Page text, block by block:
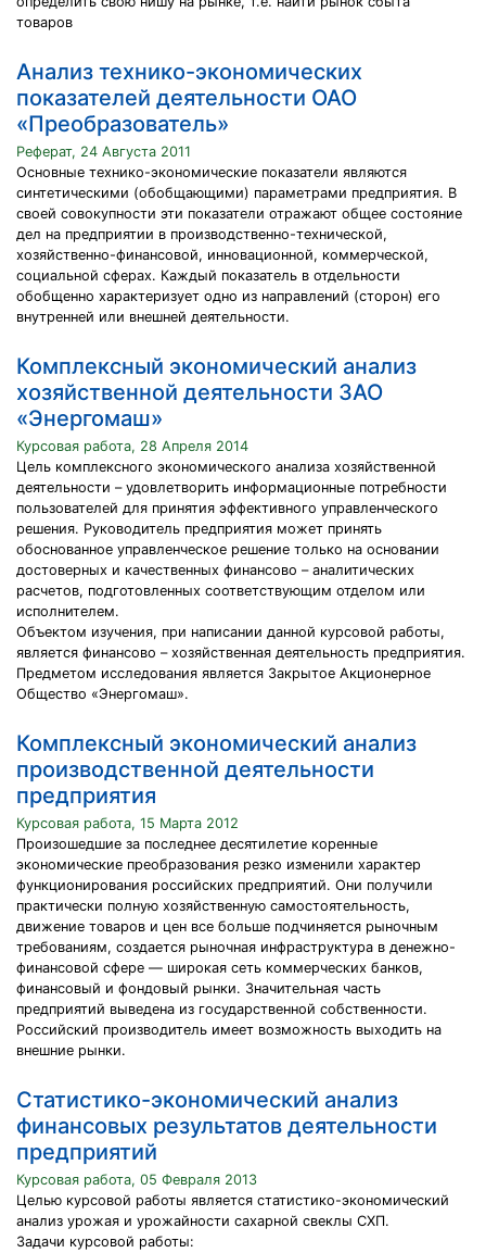
товаров
Анализ технико-экономических
показателей деятельности ОАО
«Преобразователь»
Реферат, 24 Августа 2011
Основные технико-экономические показатели являются
синтетическими (обобщающими) параметрами предприятия. В
своей совокупности эти показатели отражают общее состояние
дел на предприятии в производственно-технической,
хозяйственно-финансовой, инновационной, коммерческой,
социальной сферах. Каждый показатель в отдельности
обобщенно характеризует одно из направлений (сторон) его
внутренней или внешней деятельности.
Комплексный экономический анализ
хозяйственной деятельности ЗАО
«Энергомаш»
Курсовая работа, 28 Апреля 2014
Цель комплексного экономического анализа хозяйственной
деятельности – удовлетворить информационные потребности
пользователей для принятия эффективного управленческого
решения. Руководитель предприятия может принять
обоснованное управленческое решение только на основании
достоверных и качественных финансово – аналитических
расчетов, подготовленных соответствующим отделом или
исполнителем.
Объектом изучения, при написании данной курсовой работы,
является финансово – хозяйственная деятельность предприятия.
Предметом исследования является Закрытое Акционерное
Общество «Энергомаш».
Комплексный экономический анализ
производственной деятельности
предприятия
Курсовая работа, 15 Марта 2012
Произошедшие за последнее десятилетие коренные
экономические преобразования резко изменили характер
функционирования российских предприятий. Они получили
практически полную хозяйственную самостоятельность,
движение товаров и цен все больше подчиняется рыночным
требованиям, создается рыночная инфраструктура в денежно-
финансовой сфере — широкая сеть коммерческих банков,
финансовый и фондовый рынки. Значительная часть
предприятий выведена из государственной собственности.
Российский производитель имеет возможность выходить на
внешние рынки.
Статистико-экономический анализ
финансовых результатов деятельности
предприятий
Курсовая работа, 05 Февраля 2013
Целью курсовой работы является статистико-экономический
анализ урожая и урожайности сахарной свеклы СХП.
Задачи курсовой работы: